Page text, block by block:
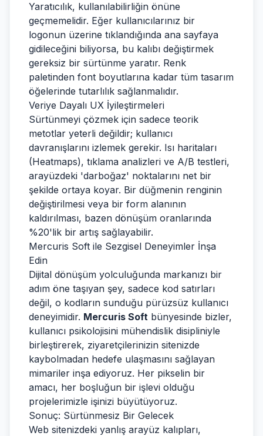
Yaratıcılık, kullanılabilirliğin önüne
geçmemelidir. Eğer kullanıcılarınız bir
logonun üzerine tıklandığında ana sayfaya
gidileceğini biliyorsa, bu kalıbı değiştirmek
gereksiz bir sürtünme yaratır. Renk
paletinden font boyutlarına kadar tüm tasarım
öğelerinde tutarlılık sağlanmalıdır.
Veriye Dayalı UX İyileştirmeleri
Sürtünmeyi çözmek için sadece teorik
metotlar yeterli değildir; kullanıcı
davranışlarını izlemek gerekir. Isı haritaları
(Heatmaps), tıklama analizleri ve A/B testleri,
arayüzdeki 'darboğaz' noktalarını net bir
şekilde ortaya koyar. Bir düğmenin renginin
değiştirilmesi veya bir form alanının
kaldırılması, bazen dönüşüm oranlarında
%20'lik bir artış sağlayabilir.
Mercuris Soft ile Sezgisel Deneyimler İnşa
Edin
Dijital dönüşüm yolculuğunda markanızı bir
adım öne taşıyan şey, sadece kod satırları
değil, o kodların sunduğu pürüzsüz kullanıcı
deneyimidir. Mercuris Soft bünyesinde bizler,
kullanıcı psikolojisini mühendislik disipliniyle
birleştirerek, ziyaretçilerinizin sitenizde
kaybolmadan hedefe ulaşmasını sağlayan
mimariler inşa ediyoruz. Her pikselin bir
amacı, her boşluğun bir işlevi olduğu
projelerimizle işinizi büyütüyoruz.
Sonuç: Sürtünmesiz Bir Gelecek
Web sitenizdeki yanlış arayüz kalıpları,